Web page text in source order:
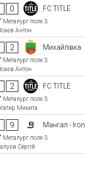
0 FC TITLE
поле 3
Ісаєв Антон
2 Михайлівка
поле 3
Ісаєв Антон
2 FC TITLE
поле 3
Микита
9 Мангал - Iron
поле 3
Сергій